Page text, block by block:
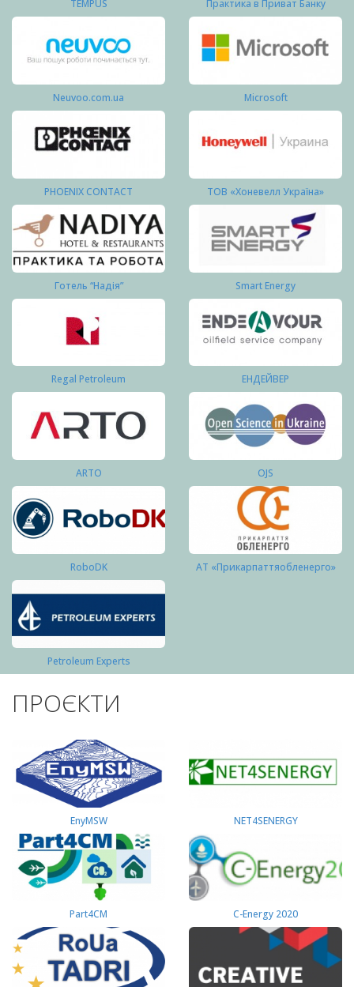
TEMPUS Практика в Приват Банку
Neuvoo.com.ua Microsoft
PHOENIX CONTACT ТОВ «Хоневелл Україна»
Готель “Надія” Smart Energy
Regal Petroleum ЕНДЕЙВЕР
ARTO OJS
RoboDK АТ «Прикарпаттяобленерго»
Petroleum Experts
ПРОЄКТИ
EnyMSW NET4SENERGY
Part4СМ C-Energy 2020